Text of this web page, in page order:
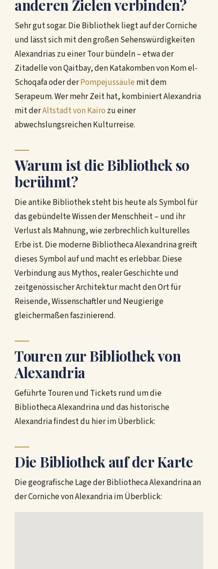
anderen Zielen verbinden?
Sehr gut sogar. Die Bibliothek liegt auf der Corniche
und lässt sich mit den großen Sehenswürdigkeiten
Alexandrias zu einer Tour bündeln – etwa der
Zitadelle von Qaitbay, den Katakomben von Kom el-
Schoqafa oder derPompejussäule mit dem
Serapeum. Wer mehr Zeit hat, kombiniert Alexandria
mit derAltstadt von Kairo zu einer
abwechslungsreichen Kulturreise.
Warum ist die Bibliothek so
berühmt?
Die antike Bibliothek steht bis heute als Symbol für
das gebündelte Wissen der Menschheit – und ihr
Verlust als Mahnung, wie zerbrechlich kulturelles
Erbe ist. Die moderne Bibliotheca Alexandrina greift
dieses Symbol auf und macht es erlebbar. Diese
Verbindung aus Mythos, realer Geschichte und
zeitgenössischer Architektur macht den Ort für
Reisende, Wissenschaftler und Neugierige
gleichermaßen faszinierend.
Touren zur Bibliothek von
Alexandria
Geführte Touren und Tickets rund um die
Bibliotheca Alexandrina und das historische
Alexandria findest du hier im Überblick:
Die Bibliothek auf der Karte
Die geografische Lage der Bibliotheca Alexandrina an
der Corniche von Alexandria im Überblick: